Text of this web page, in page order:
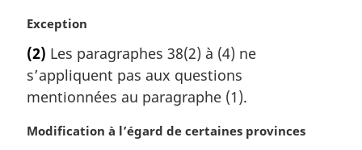
N
t
e
m
r
Exception
(2) Les paragraphes 38(2) à (4) ne
s’appliquent pas aux questions
mentionnées au paragraphe (1).
N
Modification à l’égard de certaines provinces